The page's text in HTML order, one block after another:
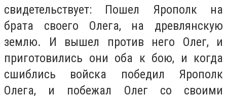
свидетельствует: Пошел Ярополк на
брата своего Олега, на древлянскую
землю. И вышел против него Олег, и
приготовились они оба к бою, и когда
сшиблись войска победил Ярополк
Олега, и побежал Олег со своими